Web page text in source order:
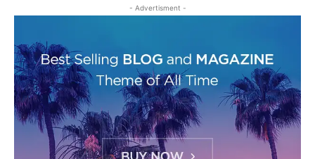
- Advertisment -